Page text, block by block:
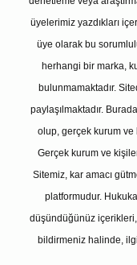
üyelerimiz yazdıkları
üye olarak bu
herhangi bir marka,
bulunmamaktadır.
paylaşılmaktadır.
olup, gerçek kurum ve
Gerçek kurum ve
Sitemiz, kar amacı
platformudur.
düşündüğünüz içerikleri,
bildirmeniz halinde,